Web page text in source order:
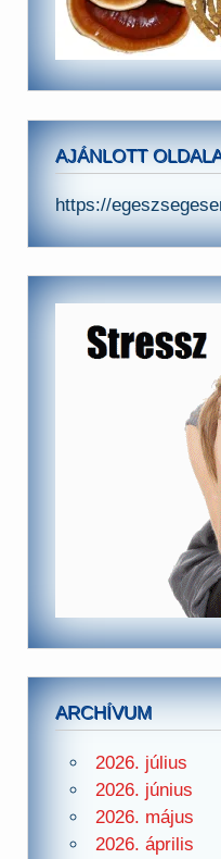
AJÁNLOTT
https://
ARCHÍVUM
2026. július
2026. június
2026. május
2026. április